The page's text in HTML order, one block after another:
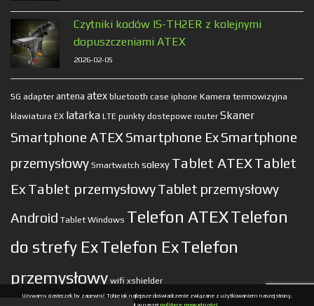
Czytniki kodów IS-TH2ER z kolejnymi
dopuszczeniami ATEX
2026-02-05
5G adapter antena atex bluetooth case iphone Kamera termowizyjna
klawiatura EX latarka LTE punkty dostepowe router Skaner
Smartphone ATEX Smartphone ExSmartphone
przemysłowy Smartwatch solexy Tablet ATEXTablet
Ex Tablet przemysłowyTablet przemysłowy
Android Tablet Windows Telefon ATEXTelefon
do strefy ExTelefon ExTelefon
przemysłowy wifi xshielder
Używamy ciasteczek by zapewnić Tobie jak najlepsze doświadczenie związane z użytkowaniem naszej strony.